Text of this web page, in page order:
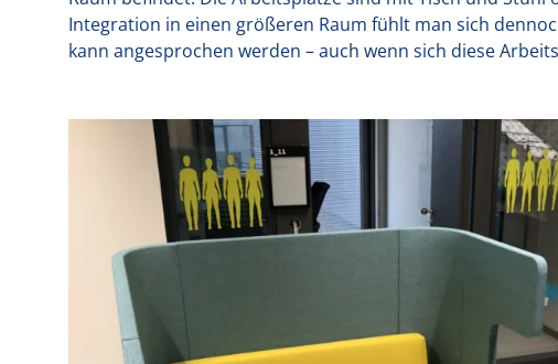
Wohlbefinden
Menschenzentrierte Maße
Akustik
Strom
Pflege
Integration in einen größeren Raum fühlt man sich
kann angesprochen werden – auch wenn sich diese